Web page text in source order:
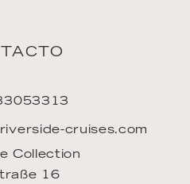
cruises.com
Collection
16